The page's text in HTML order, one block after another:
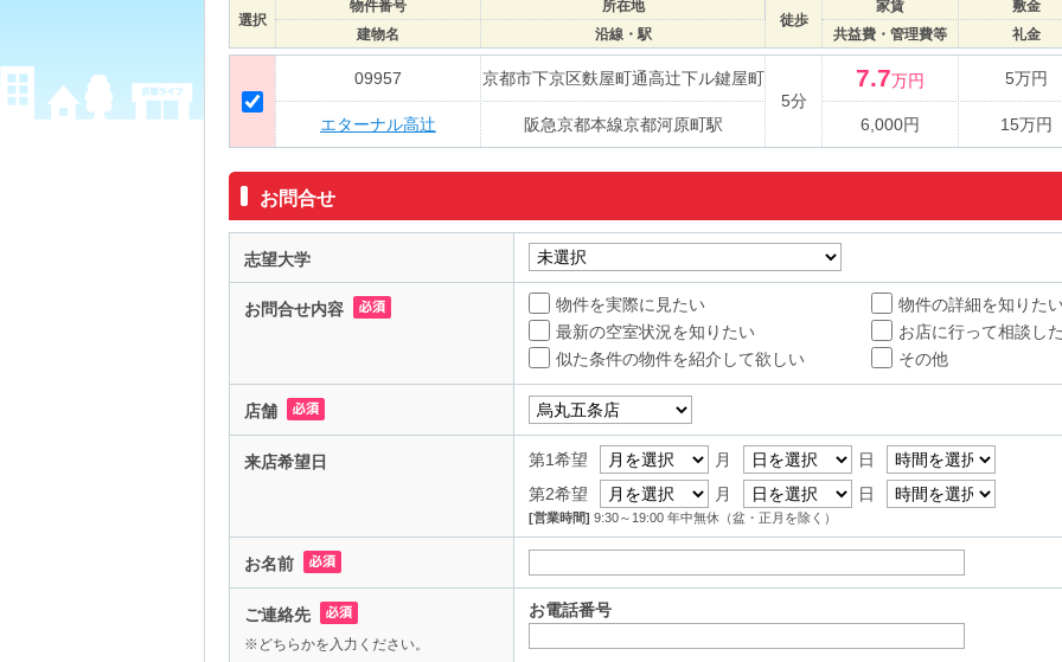
選択
物件番号
所在地
徒歩
家賃 敷金
建物名
沿線・駅 共益費・管理費等 礼金
09957
京都市下京区麩屋町通高辻下ル鍵屋町
5分
7.7万円 5万円
エターナル高辻 阪急京都本線京都河原町駅 6,000円 15万円
お問合せ
志望大学
お問合せ内容 物件を実際に見たい
物件の詳細を知りたい
最新の空室状況を知りたい
お店に行って相談し
似た条件の物件を紹介して欲しい
その他
店舗
来店希望日 第1希望 月
日
第2希望
月 日
[営業時間] 9:30～19:00 年中無休（盆・正月を除く）
お名前
ご連絡先
※どちらかを入力ください。
お電話番号